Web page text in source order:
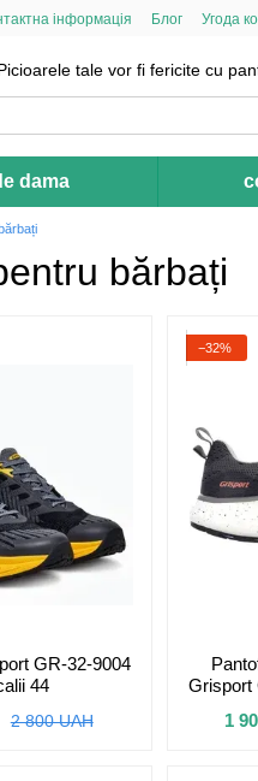
інформація Блог Угода
tale vor fi fericite cu
dama
bărbați
GR-32-9004
44
2 800 UAH
−32%
Grisport
1